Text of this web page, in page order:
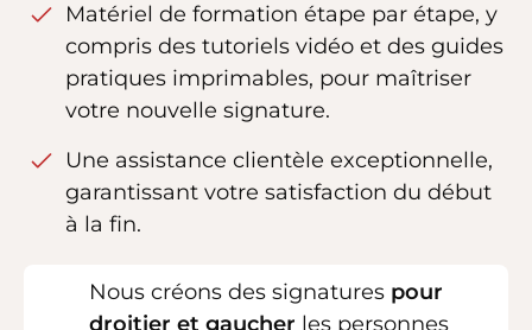
Matériel de formation étape par étape, y
compris des tutoriels vidéo et des guides
pratiques imprimables, pour maîtriser
votre nouvelle signature.
Une assistance clientèle exceptionnelle,
garantissant votre satisfaction du début
à la fin.
Nous créons des signatures pour
droitier et gaucher les personnes